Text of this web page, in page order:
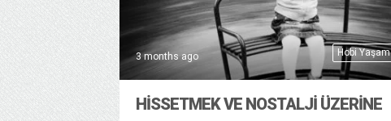
Hobi Yaşam
3 months ago
HISSETMEK VE NOSTALJI ÜZERINE